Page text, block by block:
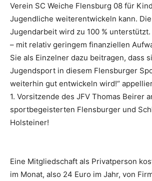
Verein SC Weiche Flensburg 08 für
Jugendliche weiterentwickeln kann.
Jugendarbeit wird zu 100 % unterstützt.
– mit relativ geringem finanziellen
Sie als Einzelner dazu beitragen, dass
Jugendsport in diesem Flensburger
weiterhin gut entwickeln wird!“
1. Vorsitzende des JFV Thomas Beirer
sportbegeisterten Flensburger und
Holsteiner!
Eine Mitgliedschaft als Privatperson
im Monat, also 24 Euro im Jahr, von